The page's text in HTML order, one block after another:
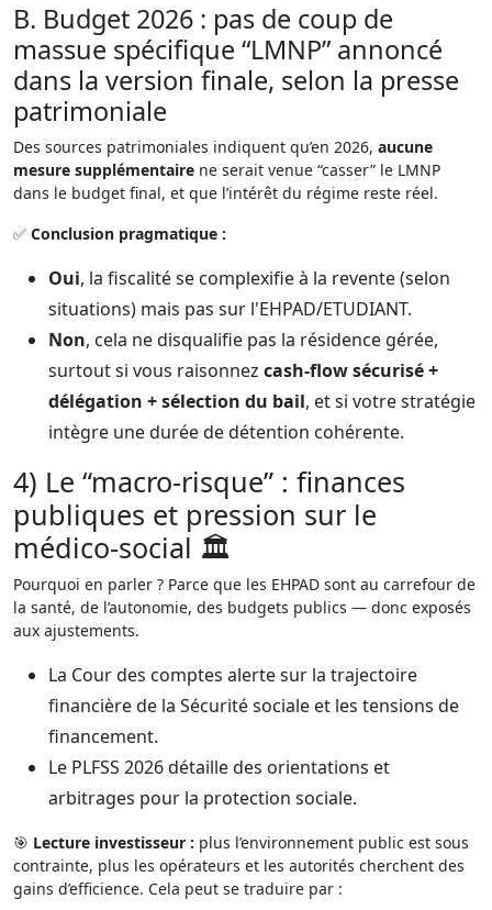
B. Budget 2026 : pas de coup de
massue spécifique “LMNP” annoncé
dans la version finale, selon la presse
patrimoniale
Des sources patrimoniales indiquent qu’en 2026, aucune
mesure supplémentaire ne serait venue “casser” le LMNP
dans le budget final, et que l’intérêt du régime reste réel.
✅ Conclusion pragmatique :
Oui, la fiscalité se complexifie à la revente (selon
situations) mais pas sur l'EHPAD/ETUDIANT.
Non, cela ne disqualifie pas la résidence gérée,
surtout si vous raisonnez cash-flow sécurisé +
délégation + sélection du bail, et si votre stratégie
intègre une durée de détention cohérente.
4) Le “macro-risque” : finances
publiques et pression sur le
médico-social 🏛️
Pourquoi en parler ? Parce que les EHPAD sont au carrefour de
la santé, de l’autonomie, des budgets publics — donc exposés
aux ajustements.
La Cour des comptes alerte sur la trajectoire
financière de la Sécurité sociale et les tensions de
financement.
Le PLFSS 2026 détaille des orientations et
arbitrages pour la protection sociale.
🎯 Lecture investisseur : plus l’environnement public est sous
contrainte, plus les opérateurs et les autorités cherchent des
gains d’efficience. Cela peut se traduire par :